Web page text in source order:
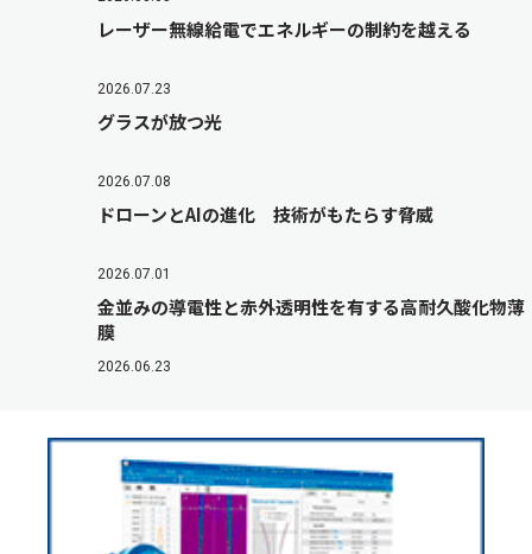
レーザー無線給電でエネルギーの制約を越える
2026.07.23
グラスが放つ光
2026.07.08
ドローンとAIの進化 技術がもたらす脅威
2026.07.01
金並みの導電性と赤外透明性を有する高耐久酸化物薄
膜
2026.06.23